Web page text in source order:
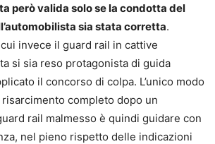
però valida solo se la condotta del
sia stata corretta.
invece il guard rail in cattive
si sia reso protagonista di guida
il concorso di colpa. L’unico modo
completo dopo un
rail malmesso è quindi guidare con
nel pieno rispetto delle indicazioni